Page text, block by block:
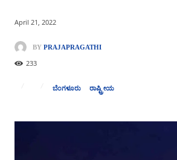
April 21, 2022
BY PRAJAPRAGATHI
233
ಬೆಂಗಳೂರು ರಾಷ್ಟ್ರೀಯ